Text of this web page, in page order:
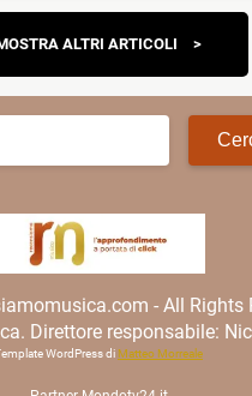
ALTRI ARTICOLI
- All Rights
Direttore responsabile:
WordPress di Matteo Morreale